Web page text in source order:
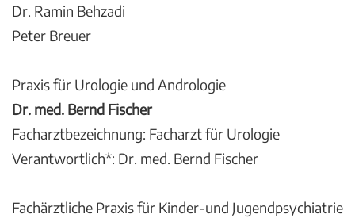
Dr. Ramin Behzadi
Peter Breuer
Praxis für Urologie und Andrologie
Dr. med. Bernd Fischer
Facharztbezeichnung: Facharzt für Urologie
Verantwortlich*: Dr. med. Bernd Fischer
Fachärztliche Praxis für Kinder-und Jugendpsychiatrie